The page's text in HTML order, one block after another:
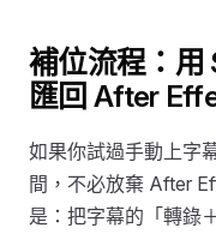
補位流程：用
匯回 After
如果你試過手動上字
間，不必放棄 After
是：把字幕的「轉錄